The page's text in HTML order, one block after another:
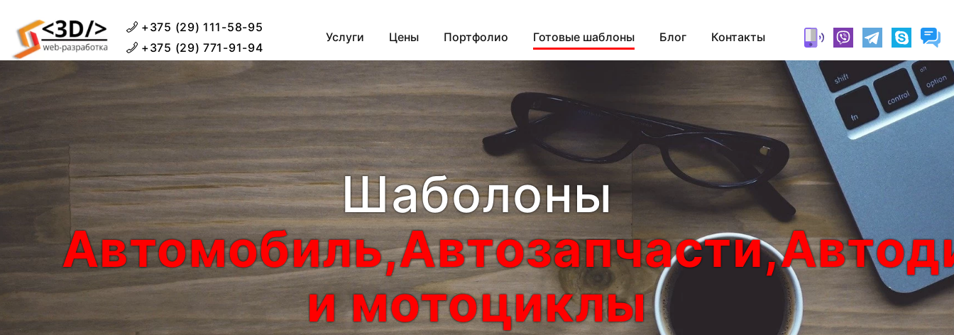
+375 (29) 111-58-95
+375 (29) 771-91-94
Услуги Цены Портфолио Готовые шаблоны Блог Контакты
Шаболоны
и мотоциклы